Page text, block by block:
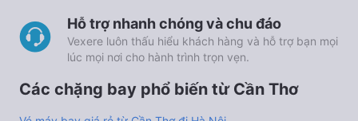
Hỗ trợ nhanh chóng và chu đáo
Vexere luôn thấu hiểu khách hàng và hỗ trợ bạn mọi
lúc mọi nơi cho hành trình trọn vẹn.
Các chặng bay phổ biến từ Cần Thơ